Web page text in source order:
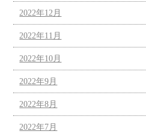
2022年12月
2022年11月
2022年10月
2022年9月
2022年8月
2022年7月